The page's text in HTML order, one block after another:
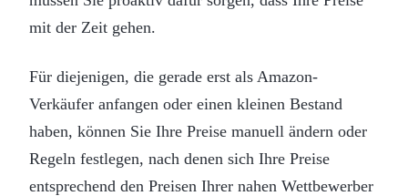
mit der Zeit gehen.
Für diejenigen, die gerade erst als Amazon-
Verkäufer anfangen oder einen kleinen Bestand
haben, können Sie Ihre Preise manuell ändern oder
Regeln festlegen, nach denen sich Ihre Preise
entsprechend den Preisen Ihrer nahen Wettbewerber